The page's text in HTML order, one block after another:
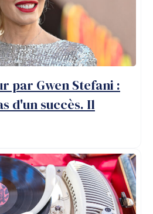
par Gwen Stefani :
d'un succès. Il